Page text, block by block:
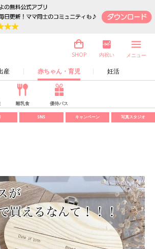
産 赤ちゃん・育児 妊活
SHOP 内祝い メニュー
離乳食 優待パス
SNS キャンペーン 写真スタジオ